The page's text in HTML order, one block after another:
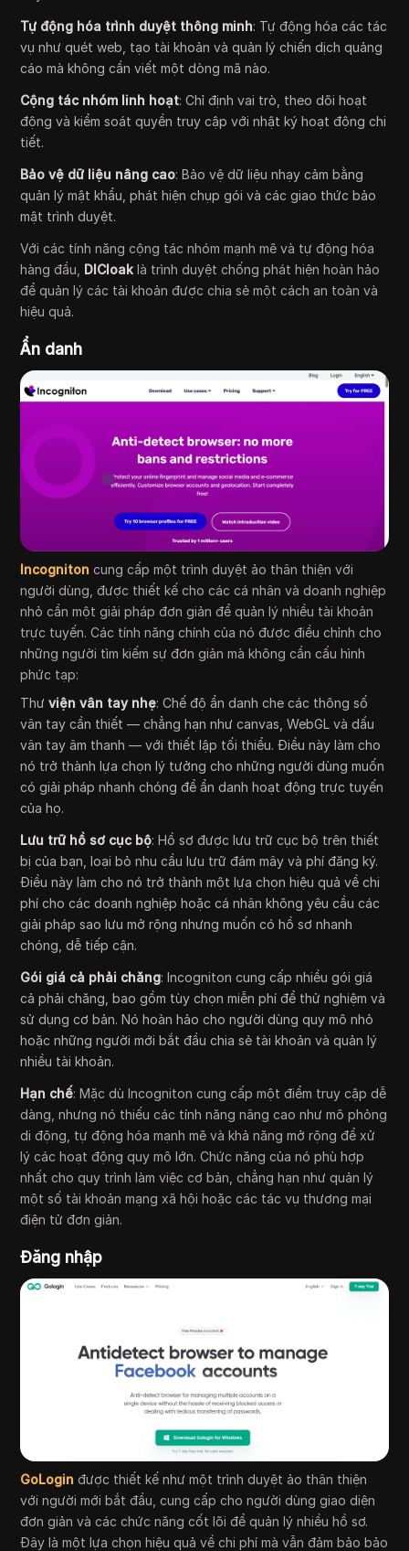
Tự động hóa trình duyệt thông minh: Tự động hóa các tác
vụ như quét web, tạo tài khoản và quản lý chiến dịch quảng
cáo mà không cần viết một dòng mã nào.
Cộng tác nhóm linh hoạt: Chỉ định vai trò, theo dõi hoạt
động và kiểm soát quyền truy cập với nhật ký hoạt động chi
tiết.
Bảo vệ dữ liệu nâng cao: Bảo vệ dữ liệu nhạy cảm bằng
quản lý mật khẩu, phát hiện chụp gói và các giao thức bảo
mật trình duyệt.
Với các tính năng cộng tác nhóm mạnh mẽ và tự động hóa
hàng đầu, DICloak là trình duyệt chống phát hiện hoàn hảo
để quản lý các tài khoản được chia sẻ một cách an toàn và
hiệu quả.
Ẩn danh
Incogniton cung cấp một trình duyệt ảo thân thiện với
người dùng, được thiết kế cho các cá nhân và doanh nghiệp
nhỏ cần một giải pháp đơn giản để quản lý nhiều tài khoản
trực tuyến. Các tính năng chính của nó được điều chỉnh cho
những người tìm kiếm sự đơn giản mà không cần cấu hình
phức tạp:
Thưviện vân tay nhẹ: Chế độ ẩn danh che các thông số
vân tay cần thiết — chẳng hạn như canvas, WebGL và dấu
vân tay âm thanh — với thiết lập tối thiểu. Điều này làm cho
nó trở thành lựa chọn lý tưởng cho những người dùng muốn
có giải pháp nhanh chóng để ẩn danh hoạt động trực tuyến
của họ.
Lưu trữ hồ sơ cục bộ: Hồ sơ được lưu trữ cục bộ trên thiết
bị của bạn, loại bỏ nhu cầu lưu trữ đám mây và phí đăng ký.
Điều này làm cho nó trở thành một lựa chọn hiệu quả về chi
phí cho các doanh nghiệp hoặc cá nhân không yêu cầu các
giải pháp sao lưu mở rộng nhưng muốn có hồ sơ nhanh
chóng, dễ tiếp cận.
Gói giá cả phải chăng: Incogniton cung cấp nhiều gói giá
cả phải chăng, bao gồm tùy chọn miễn phí để thử nghiệm và
sử dụng cơ bản. Nó hoàn hảo cho người dùng quy mô nhỏ
hoặc những người mới bắt đầu chia sẻ tài khoản và quản lý
nhiều tài khoản.
Hạn chế: Mặc dù Incogniton cung cấp một điểm truy cập dễ
dàng, nhưng nó thiếu các tính năng nâng cao như mô phỏng
di động, tự động hóa mạnh mẽ và khả năng mở rộng để xử
lý các hoạt động quy mô lớn. Chức năng của nó phù hợp
nhất cho quy trình làm việc cơ bản, chẳng hạn như quản lý
một số tài khoản mạng xã hội hoặc các tác vụ thương mại
điện tử đơn giản.
Đăng nhập
GoLogin được thiết kế như một trình duyệt ảo thân thiện
với người mới bắt đầu, cung cấp cho người dùng giao diện
đơn giản và các chức năng cốt lõi để quản lý nhiều hồ sơ.
Đây là một lựa chọn hiệu quả về chi phí mà vẫn đảm bảo bảo